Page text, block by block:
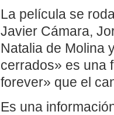
La película se
Javier Cámara,
Natalia de Molina
cerrados» es una
forever» que el
Es una